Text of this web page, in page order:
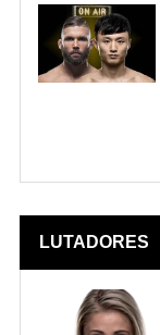
LUTADORES